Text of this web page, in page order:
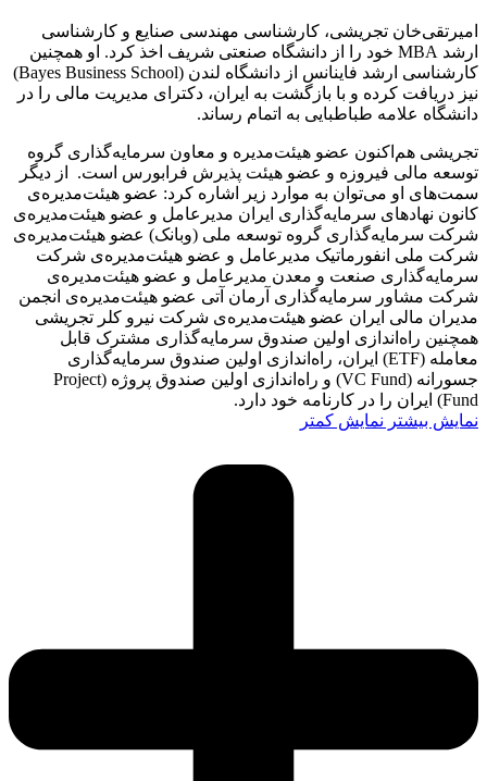
امیرتقی‌خان تجریشی، کارشناسی مهندسی صنایع و کارشناسی
ارشد ‏MBA‏ خود را از دانشگاه صنعتی شریف ‏اخذ کرد. او ‏‏همچنین
‎نیز دریافت کرده و با بازگشت به ایران، ‏‏دکترای مدیریت مالی را در
دانشگاه علامه طباطبایی به اتمام رساند. ‏
تجریشی هم‌اکنون عضو هیئت‌مدیره‌ و معاون سرمایه‌گذاری گروه
توسعه مالی فیروزه و عضو هیئت پذیرش فرابورس است. ‏ از دیگر
سمت‌های او می‌توان به موارد زیر اشاره کرد:‏ عضو هیئت‌مدیره‌ی
کانون نهادهای سرمایه‌گذاری ایران مدیرعامل و عضو هیئت‌مدیره‌ی
شرکت سرمایه‌گذاری گروه توسعه ملی (وبانک)‏ عضو هیئت‌مدیره‌ی
شرکت ملی انفورماتیک مدیرعامل و عضو هیئت‌مدیره‌ی شرکت
سرمایه‌گذاری صنعت و معدن مدیرعامل و عضو هیئت‌مدیره‌ی
شرکت مشاور سرمایه‌گذاری آرمان آتی عضو هیئت‌مدیره‌ی انجمن
مدیران مالی ایران عضو هیئت‌مدیره‌ی شرکت نیرو کلر تجریشی
همچنین راه‌اندازی اولین صندوق سرمایه‌گذاری مشترک قابل
معامله‎‏ ‌‏(‏ETF‏) ایران، راه‌اندازی اولین صندوق ‏‏سرمایه‌گذاری
جسورانه‎‏ ‌‏(‏VC Fund‏) و راه‌اندازی اولین صندوق پروژه (‏Project
Fund‎‏) ایران را در کارنامه خود دارد.‏
نمایش بیشتر نمایش کمتر